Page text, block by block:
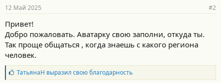
н
с
т
и
12 Май 2025 #2
Привет!
Добро пожаловать. Аватарку свою заполни, откуда ты.
Так проще общаться , когда знаешь с какого региона
человек.
Б
л
ТатьянаН выразил свою благодарность